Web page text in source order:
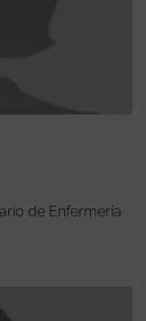
de Enfermería